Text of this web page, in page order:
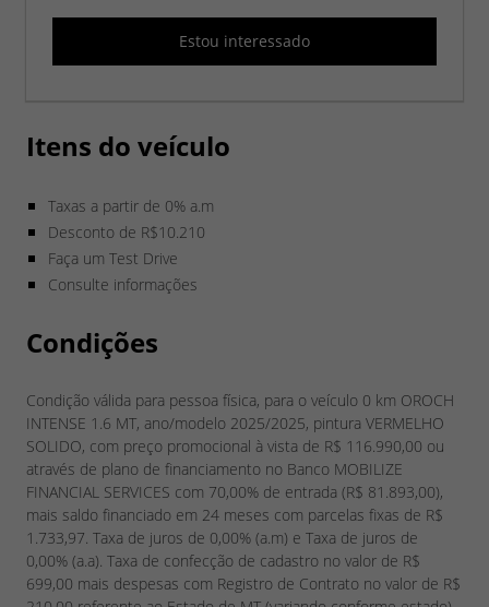
Estou interessado
Itens do veículo
Taxas a partir de 0% a.m
Desconto de R$10.210
Faça um Test Drive
Consulte informações
Condições
Condição válida para pessoa física, para o veículo 0 km OROCH
INTENSE 1.6 MT, ano/modelo 2025/2025, pintura VERMELHO
SOLIDO, com preço promocional à vista de R$ 116.990,00 ou
através de plano de financiamento no Banco MOBILIZE
FINANCIAL SERVICES com 70,00% de entrada (R$ 81.893,00),
mais saldo financiado em 24 meses com parcelas fixas de R$
1.733,97. Taxa de juros de 0,00% (a.m) e Taxa de juros de
0,00% (a.a). Taxa de confecção de cadastro no valor de R$
699,00 mais despesas com Registro de Contrato no valor de R$